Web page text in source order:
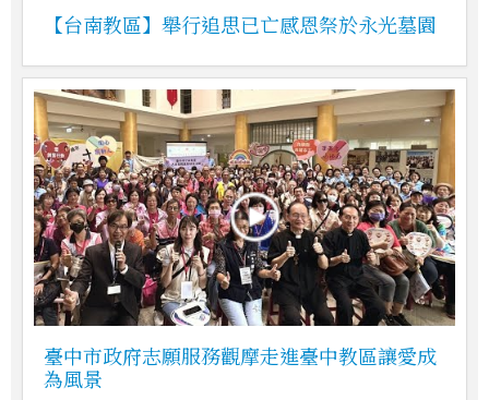
【台南教區】舉行追思已亡感恩祭於永光墓園
臺中市政府志願服務觀摩走進臺中教區讓愛成
為風景